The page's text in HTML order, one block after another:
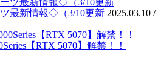
最新情報◇（3/10更新 2025.03.10 /
【RTX 5070】解禁！！